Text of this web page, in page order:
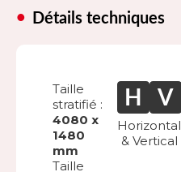
Détails techniques
Taille
stratifié :
4080 x
1480
mm
Taille
Horizontal
& Vertical